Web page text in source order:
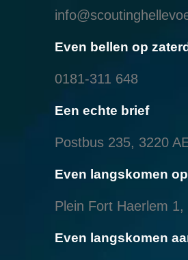
Even bellen op
0181-311 648
Een echte brief
Postbus 235, 3220
Even langskomen
Plein Fort Haerlem 1,
Even langskomen